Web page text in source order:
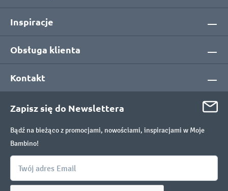
Inspiracje
Obsługa klienta
Kontakt
Zapisz się do Newslettera
Bądź na bieżąco z promocjami, nowościami, inspiracjami w Moje
Bambino!